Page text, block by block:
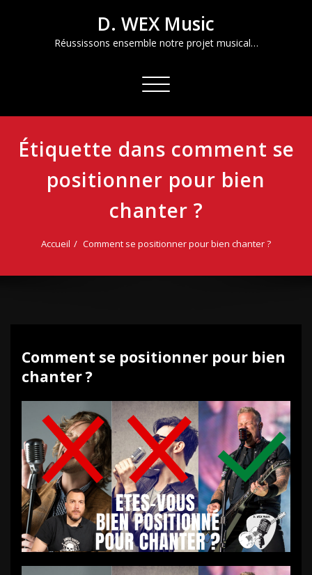
D. WEX Music
Réussissons ensemble notre projet musical…
Afficher/masquer
navigation
Étiquette dans comment se
positionner pour bien
chanter ?
Accueil Comment se positionner pour bien chanter ?
Comment se positionner pour bien
chanter ?